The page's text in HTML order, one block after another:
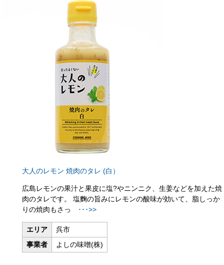
大人のレモン 焼肉のタレ (白）
広島レモンの果汁と果皮に塩?やニンニク、生姜などを加えた焼
肉のタレです。 塩麴の旨みにレモンの酸味が効いて、脂しっか
りの焼肉もさっ
･･･>>
エリア
呉市
事業者
よしの味噌(株)